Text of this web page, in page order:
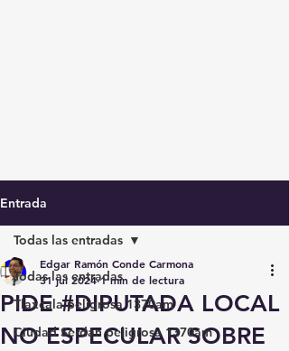
Entrada
Todas las entradas
Tlaxcala peligrosa 1370am
Ciudad Serdán peligrosa 1370am
Todas las entradas
PIDE #DIPUTADA LOCAL
NO ESPECULAR SOBRE
Edgar Ramón Conde Carmona
31 jul 2024 1 min de lectura